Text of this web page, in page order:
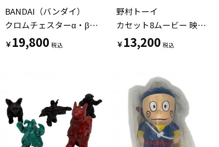
BANDAI（バンダイ）
クロムチェスターα・β・γ・δ ハイパーストライクチェスターセット ウルトラマンネクサス BANDAI
￥19,800
野村トーイ
カセット8ムービー 映写機トイ ミニラ誕生&モーレツ怪獣大会
￥13,200